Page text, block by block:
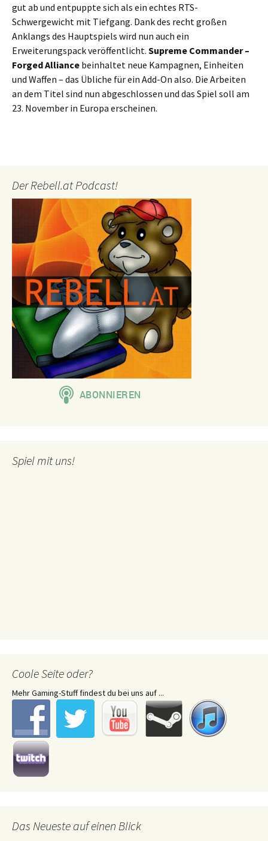
gut ab und entpuppte sich als ein echtes RTS-
Schwergewicht mit Tiefgang. Dank des recht großen
Anklangs des Hauptspiels wird nun auch ein
Erweiterungspack veröffentlicht. Supreme Commander –
Forged Alliance beinhaltet neue Kampagnen, Einheiten
und Waffen – das Übliche für ein Add-On also. Die Arbeiten
an dem Titel sind nun abgeschlossen und das Spiel soll am
23. November in Europa erscheinen.
Der Rebell.at Podcast!
Spiel mit uns!
Coole Seite oder?
Mehr Gaming-Stuff findest du bei uns auf ...
Das Neueste auf einen Blick